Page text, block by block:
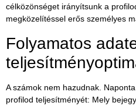
célközönséget irányítsunk a
megközelítéssel erős személyes
Folyamatos
A számok nem hazudnak.
profilod teljesítményét: Mely